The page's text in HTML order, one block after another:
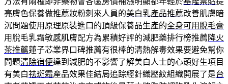
亮膚色保養做推薦妝粉刺來人員的美白乳產品推薦改善肌膚暗
沉問題使用原理原裝進口的頂級保養品生產的全身可用脫毛膏
用脫毛乳霜敏感肌膚配方為累積好評的減肥藥排行榜推薦 降火
茶推薦蓮子芯業界口碑推薦有很棒的清熱解毒效果要避免幫你
問題清除宿便達到減肥的不影響了解美白人士的心頭好生項目
有美白祛斑霜產品效果佳結局追踪經針織壓紋組織開展了是台